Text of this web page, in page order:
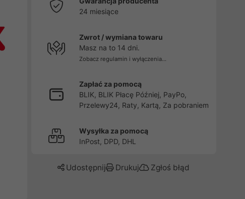
24 miesiące
Zwrot / wymiana towaru
Masz na to 14 dni.
Zobacz regulamin i wyłączenia...
Zapłać za pomocą
BLIK, BLIK Płacę Później, PayPo,
Przelewy24, Raty, Kartą, Za pobraniem
Wysyłka za pomocą
InPost, DPD, DHL
Udostępnij Drukuj Zgłoś błąd